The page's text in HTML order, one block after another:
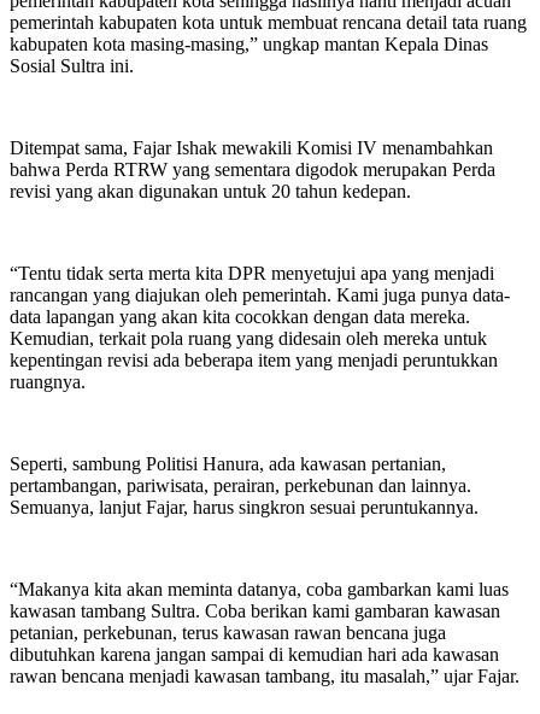
pemerintah kabupaten kota untuk membuat rencana detail tata ruang
kabupaten kota masing-masing,” ungkap mantan Kepala Dinas
Sosial Sultra ini.
Ditempat sama, Fajar Ishak mewakili Komisi IV menambahkan
bahwa Perda RTRW yang sementara digodok merupakan Perda
revisi yang akan digunakan untuk 20 tahun kedepan.
“Tentu tidak serta merta kita DPR menyetujui apa yang menjadi
rancangan yang diajukan oleh pemerintah. Kami juga punya data-
data lapangan yang akan kita cocokkan dengan data mereka.
Kemudian, terkait pola ruang yang didesain oleh mereka untuk
kepentingan revisi ada beberapa item yang menjadi peruntukkan
ruangnya.
Seperti, sambung Politisi Hanura, ada kawasan pertanian,
pertambangan, pariwisata, perairan, perkebunan dan lainnya.
Semuanya, lanjut Fajar, harus singkron sesuai peruntukannya.
“Makanya kita akan meminta datanya, coba gambarkan kami luas
kawasan tambang Sultra. Coba berikan kami gambaran kawasan
petanian, perkebunan, terus kawasan rawan bencana juga
dibutuhkan karena jangan sampai di kemudian hari ada kawasan
rawan bencana menjadi kawasan tambang, itu masalah,” ujar Fajar.